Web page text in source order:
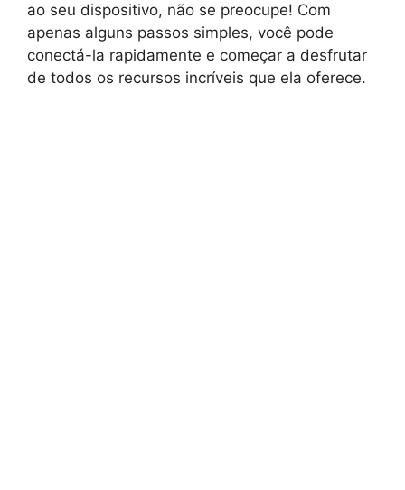
ao seu dispositivo, não se preocupe! Com
apenas alguns passos simples, você pode
conectá-la rapidamente e começar a desfrutar
de todos os recursos incríveis que ela oferece.